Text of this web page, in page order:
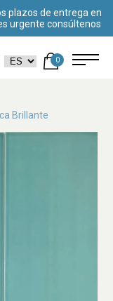
plazos de entrega en
urgente consúltenos
0
Brillante